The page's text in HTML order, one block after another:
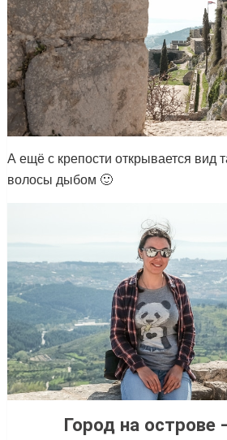
А ещё с крепости открывается вид
волосы дыбом 🙂
Город на острове